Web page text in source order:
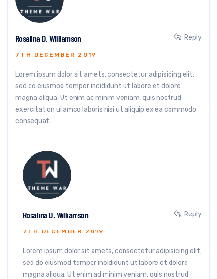
Rosalina D. Williamson
7TH DECEMBER 2019
Reply
Lorem ipsum dolor sit amets, consectetur adipisicing elit,
sed do eiusmod tempor incididunt ut labore et dolore
magna aliqua. Ut enim ad minim veniam, quis nostrud
exercitation ullamco laboris nisi ut aliquip ex ea commodo
consequat.
Rosalina D. Williamson
7TH DECEMBER 2019
Reply
Lorem ipsum dolor sit amets, consectetur adipisicing elit,
sed do eiusmod tempor incididunt ut labore et dolore
magna aliqua. Ut enim ad minim veniam, quis nostrud